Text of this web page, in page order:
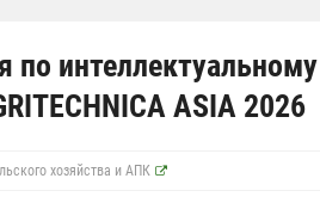
по
ASIA 2026
хозяйства и АПК